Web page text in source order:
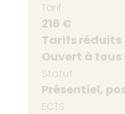
Tarif
216 €
Tarifs réduits
Ouvert à
Statut
Présentiel,
ECTS